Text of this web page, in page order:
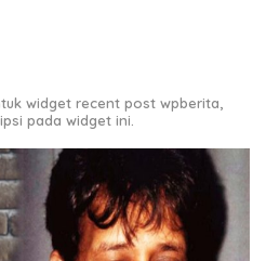
widget recent post wpberita,
pada widget ini.